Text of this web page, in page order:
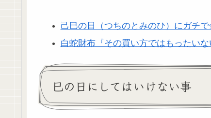
己巳の日（つちのとみのひ）にガチ
白蛇財布『その買い方ではもったいな
巳の日にしてはいけない事